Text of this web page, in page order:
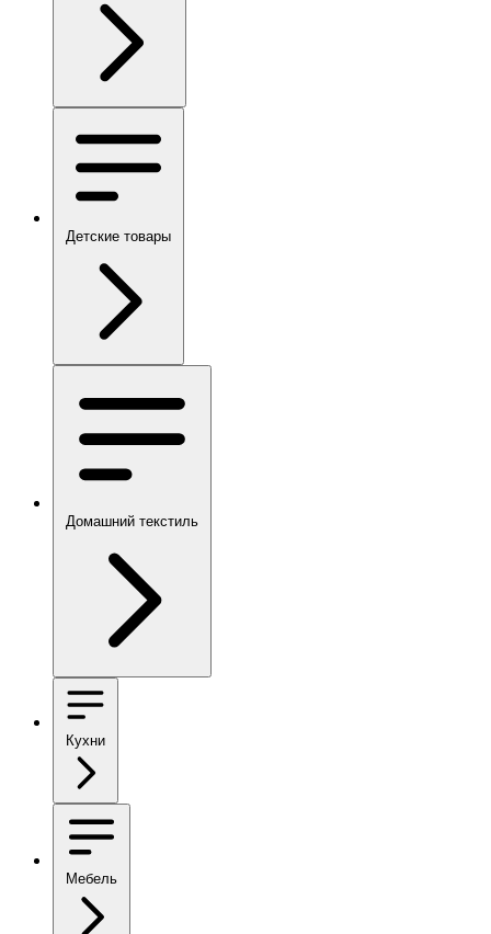
Детские товары
Домашний текстиль
Кухни
Мебель